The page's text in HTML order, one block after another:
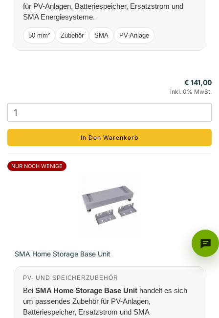
für PV-Anlagen, Batteriespeicher, Ersatzstrom und
SMA Energiesysteme.
50 mm² Zubehör SMA PV-Anlage
€ 141,00
inkl. 0% MwSt.
In Den Warenkorb
NUR NOCH WENIGE
SMA Home Storage Base Unit
PV- UND SPEICHERZUBEHÖR
Bei SMA Home Storage Base Unit handelt es sich
um passendes Zubehör für PV-Anlagen,
Batteriespeicher, Ersatzstrom und SMA